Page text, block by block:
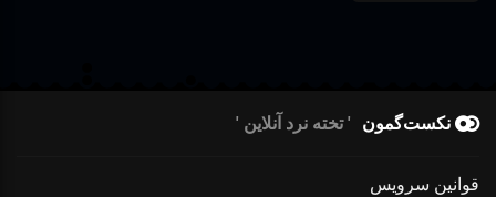
نکست‌گمون تخته نرد آنلاین
قوانین سرویس